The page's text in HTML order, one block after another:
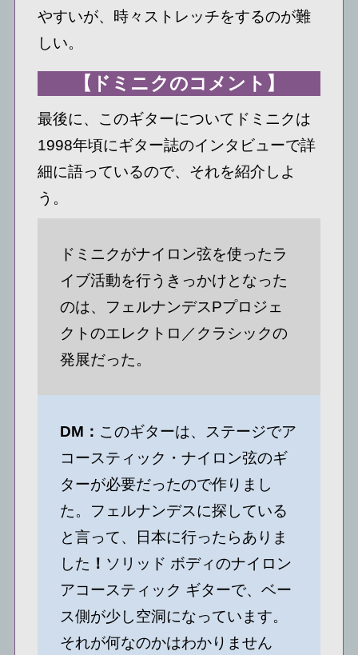
やすいが、時々ストレッチをするのが難
しい。
【ドミニクのコメント】
最後に、このギターについてドミニクは
1998年頃にギター誌のインタビューで詳
細に語っているので、それを紹介しよ
う。
ドミニクがナイロン弦を使ったラ
イブ活動を行うきっかけとなった
のは、フェルナンデスPプロジェ
クトのエレクトロ／クラシックの
発展だった。
DM： このギターは、ステージでア
コースティック・ナイロン弦のギ
ターが必要だったので作りまし
た。フェルナンデスに探している
と言って、日本に行ったらありま
した ！ ソリッド ボディのナイロン
アコースティック ギターで、ベー
ス側が少し空洞になっています。
それが何なのかはわかりません